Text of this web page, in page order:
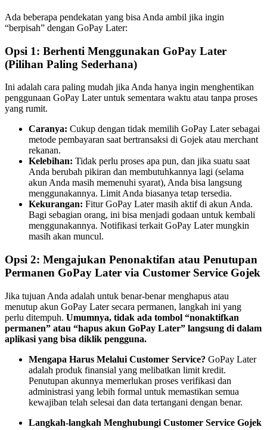
Ada beberapa pendekatan yang bisa Anda ambil jika ingin
“berpisah” dengan GoPay Later:
Opsi 1: Berhenti Menggunakan GoPay Later
(Pilihan Paling Sederhana)
Ini adalah cara paling mudah jika Anda hanya ingin menghentikan
penggunaan GoPay Later untuk sementara waktu atau tanpa proses
yang rumit.
Caranya: Cukup dengan tidak memilih GoPay Later sebagai
metode pembayaran saat bertransaksi di Gojek atau merchant
rekanan.
Kelebihan: Tidak perlu proses apa pun, dan jika suatu saat
Anda berubah pikiran dan membutuhkannya lagi (selama
akun Anda masih memenuhi syarat), Anda bisa langsung
menggunakannya. Limit Anda biasanya tetap tersedia.
Kekurangan: Fitur GoPay Later masih aktif di akun Anda.
Bagi sebagian orang, ini bisa menjadi godaan untuk kembali
menggunakannya. Notifikasi terkait GoPay Later mungkin
masih akan muncul.
Opsi 2: Mengajukan Penonaktifan atau Penutupan
Permanen GoPay Later via Customer Service Gojek
Jika tujuan Anda adalah untuk benar-benar menghapus atau
menutup akun GoPay Later secara permanen, langkah ini yang
perlu ditempuh. Umumnya, tidak ada tombol “nonaktifkan
permanen” atau “hapus akun GoPay Later” langsung di dalam
aplikasi yang bisa diklik pengguna.
Mengapa Harus Melalui Customer Service? GoPay Later
adalah produk finansial yang melibatkan limit kredit.
Penutupan akunnya memerlukan proses verifikasi dan
administrasi yang lebih formal untuk memastikan semua
kewajiban telah selesai dan data tertangani dengan benar.
Langkah-langkah Menghubungi Customer Service Gojek